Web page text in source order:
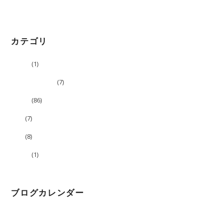
カテゴリ
(1)
(7)
(86)
(7)
(8)
(1)
ブログカレンダー